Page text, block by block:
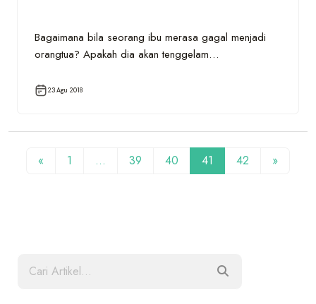
Bagaimana bila seorang ibu merasa gagal menjadi
orangtua? Apakah dia akan tenggelam…
23 Agu 2018
« 1 … 39 40 41 42 »